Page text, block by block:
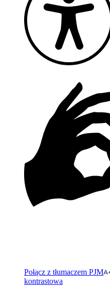
Połącz z tłumaczem PJM
kontrastowa